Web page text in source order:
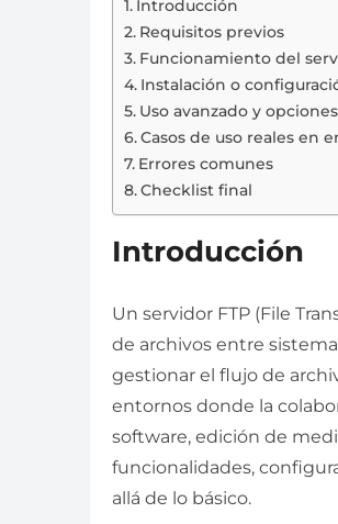
Introducción
Requisitos previos
Funcionamiento del
Instalación o
Uso avanzado y
Casos de uso reales en
Errores comunes
Checklist final
Introducción
Un servidor FTP (File
de archivos entre
gestionar el flujo de
entornos donde la
software, edición de
funcionalidades,
allá de lo básico.